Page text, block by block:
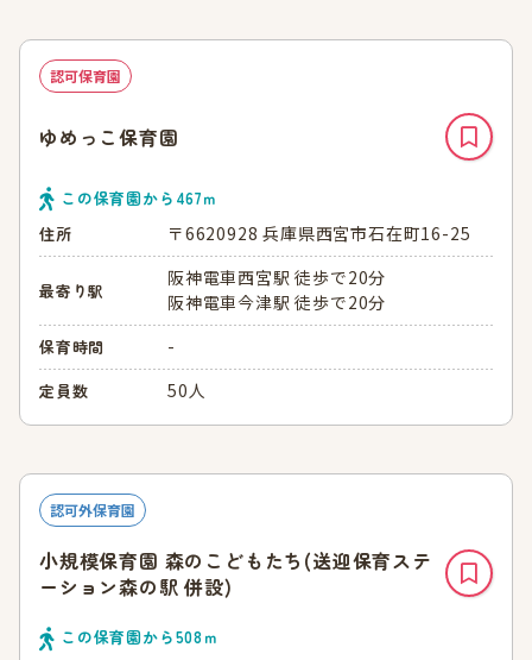
認可保育園
ゆめっこ保育園
この保育園から 467ｍ
住所
〒6620928 兵庫県西宮市石在町16-25
最寄り駅
阪神電車西宮駅 徒歩で20分
阪神電車今津駅 徒歩で20分
保育時間 -
定員数 50人
認可外保育園
小規模保育園 森のこどもたち(送迎保育ステ
ーション森の駅 併設)
この保育園から508ｍ